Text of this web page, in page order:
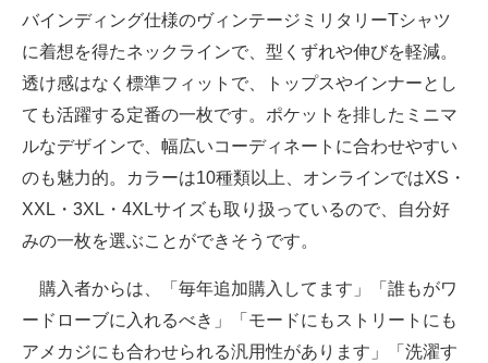
バインディング仕様のヴィンテージミリタリーTシャツ
に着想を得たネックラインで、型くずれや伸びを軽減。
透け感はなく標準フィットで、トップスやインナーとし
ても活躍する定番の一枚です。ポケットを排したミニマ
ルなデザインで、幅広いコーディネートに合わせやすい
のも魅力的。カラーは10種類以上、オンラインではXS・
XXL・3XL・4XLサイズも取り扱っているので、自分好
みの一枚を選ぶことができそうです。
購入者からは、「毎年追加購入してます」「誰もがワ
ードローブに入れるべき」「モードにもストリートにも
アメカジにも合わせられる汎用性があります」「洗濯す